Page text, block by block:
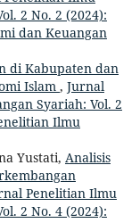
2 No. 2 (2024):
dan Keuangan
di Kabupaten dan
Islam , Jurnal
Syariah: Vol. 2
Ilmu
Yustati, Analisis
Penelitian Ilmu
2 No. 4 (2024):